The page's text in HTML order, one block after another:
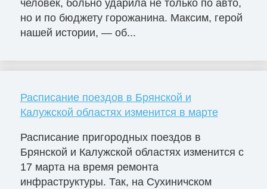
человек, больно ударила не только по авто,
но и по бюджету горожанина. Максим, герой
нашей истории, — об...
Расписание поездов в Брянской и
Калужской областях изменится в марте
Расписание пригородных поездов в
Брянской и Калужской областях изменится с
17 марта на время ремонта
инфраструктуры. Так, на Сухиничском